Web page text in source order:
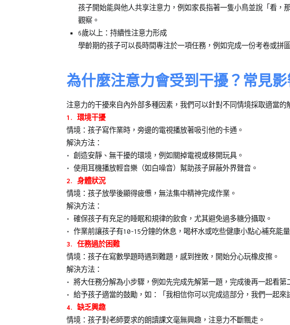
孩子開始能與他人共享注意力，例如家長指著一隻小鳥並說「看，
觀察。
6歲以上：持續性注意力形成
學齡期的孩子可以長時間專注於一項任務，例如完成一份考卷或拼
為什麼注意力會受到干擾？常見
注意力的干擾來自內外部多種因素，我們可以針對不同情境採取適當的
1. 環境干擾
情境：孩子寫作業時，旁邊的電視播放著吸引他的卡通。
解決方法：
• 創造安靜、無干擾的環境，例如關掉電視或移開玩具。
• 使用耳機播放輕音樂（如白噪音）幫助孩子屏蔽外界聲音。
2. 身體狀況
情境：孩子放學後顯得疲憊，無法集中精神完成作業。
解決方法：
• 確保孩子有充足的睡眠和規律的飲食，尤其避免過多糖分攝取。
• 作業前讓孩子有10-15分鐘的休息，喝杯水或吃些健康小點心補充能量
3. 任務過於困難
情境：孩子在寫數學題時遇到難題，感到挫敗，開始分心玩橡皮擦。
解決方法：
• 將大任務分解為小步驟，例如先完成先解第一題，完成後再一起看第
• 給予孩子適當的鼓勵，如：「我相信你可以完成這部分，我們一起來
4. 缺乏興趣
情境：孩子對老師要求的朗讀課文毫無興趣，注意力不斷飄走。